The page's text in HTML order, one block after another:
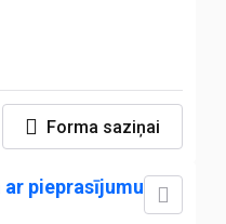
Forma saziņai
ar pieprasījumu